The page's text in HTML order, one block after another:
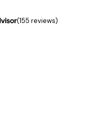
(155 reviews)